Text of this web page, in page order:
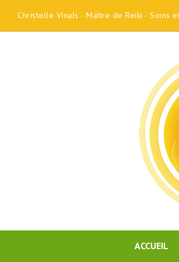
Christelle Vinals - Maître de Reiki - Soins
ACCUEIL